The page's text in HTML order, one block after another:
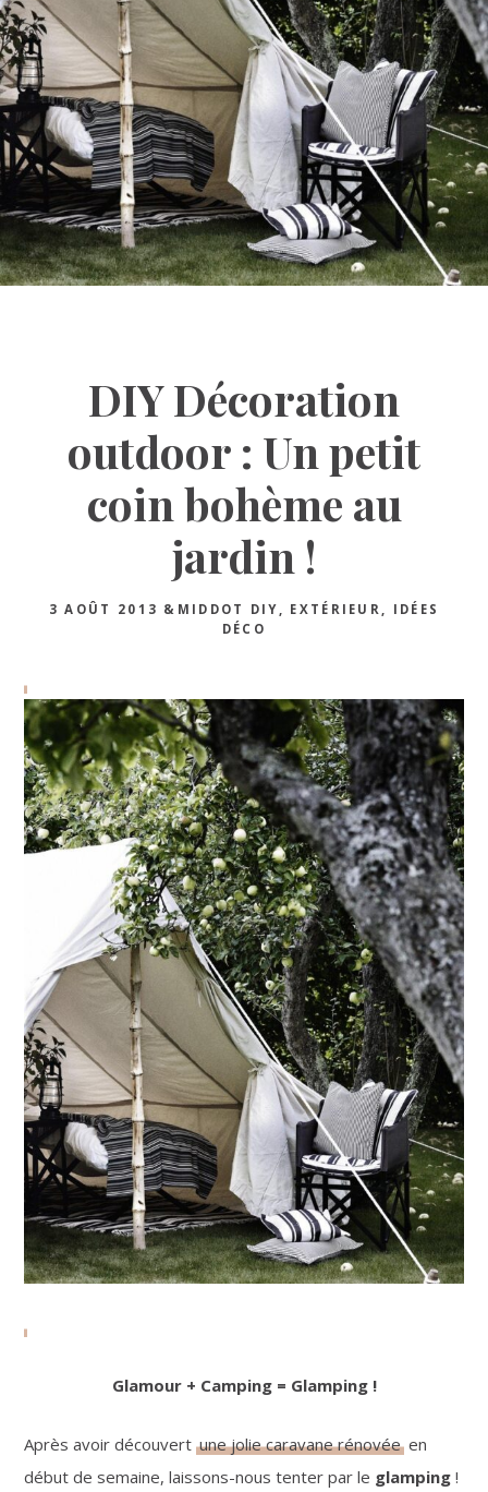
DIY Décoration
outdoor : Un petit
coin bohème au
jardin !
3 AOÛT 2013 &MIDDOT DIY EXTÉRIEUR
IDÉES
DÉCO
Glamour + Camping = Glamping !
Après avoir découvertune jolie caravane rénovée en
début de semaine, laissons-nous tenter par le glamping !